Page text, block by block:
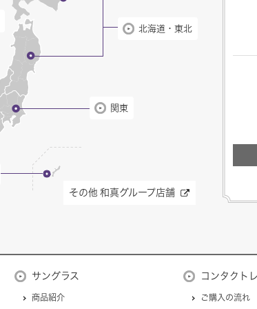
北海道・東北
関東
その他 和真グループ店舗
サングラス
商品紹介
コンタクト
ご購入の流れ